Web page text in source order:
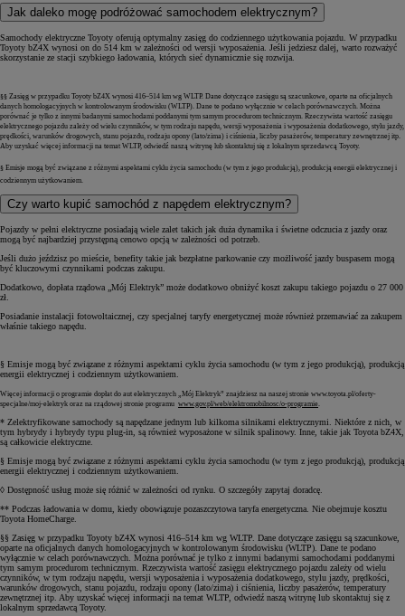
Jak daleko mogę podróżować samochodem elektrycznym?
Samochody elektryczne Toyoty oferują optymalny zasięg do codziennego użytkowania pojazdu. W przypadku
Toyoty bZ4X wynosi on do 514 km w zależności od wersji wyposażenia. Jeśli jedziesz dalej, warto rozważyć
skorzystanie ze stacji szybkiego ładowania, których sieć dynamicznie się rozwija.
§§ Zasięg w przypadku Toyoty bZ4X wynosi 416–514 km wg WLTP. Dane dotyczące zasięgu są szacunkowe, oparte na oficjalnych
danych homologacyjnych w kontrolowanym środowisku (WLTP). Dane te podano wyłącznie w celach porównawczych. Można
porównać je tylko z innymi badanymi samochodami poddanymi tym samym procedurom technicznym. Rzeczywista wartość zasięgu
elektrycznego pojazdu zależy od wielu czynników, w tym rodzaju napędu, wersji wyposażenia i wyposażenia dodatkowego, stylu jazdy,
prędkości, warunków drogowych, stanu pojazdu, rodzaju opony (lato/zima) i ciśnienia, liczby pasażerów, temperatury zewnętrznej itp.
Aby uzyskać więcej informacji na temat WLTP, odwiedź naszą witrynę lub skontaktuj się z lokalnym sprzedawcą Toyoty.
§ Emisje mogą być związane z różnymi aspektami cyklu życia samochodu (w tym z jego produkcją), produkcją energii elektrycznej i
codziennym użytkowaniem.
Czy warto kupić samochód z napędem elektrycznym?
Pojazdy w pełni elektryczne posiadają wiele zalet takich jak duża dynamika i świetne odczucia z jazdy oraz
mogą być najbardziej przystępną cenowo opcją w zależności od potrzeb.
Jeśli dużo jeździsz po mieście, benefity takie jak bezpłatne parkowanie czy możliwość jazdy buspasem mogą
być kluczowymi czynnikami podczas zakupu.
Dodatkowo, dopłata rządowa „Mój Elektryk” może dodatkowo obniżyć koszt zakupu takiego pojazdu o 27 000
zł.
Posiadanie instalacji fotowoltaicznej, czy specjalnej taryfy energetycznej może również przemawiać za zakupem
właśnie takiego napędu.
§ Emisje mogą być związane z różnymi aspektami cyklu życia samochodu (w tym z jego produkcją), produkcją
energii elektrycznej i codziennym użytkowaniem.
Więcej informacji o programie dopłat do aut elektrycznych „Mój Elektryk” znajdziesz na naszej stronie www.toyota.pl/oferty-
specjalne/moj-elektryk oraz na rządowej stronie programu www.gov.pl/web/elektromobilnosc/o-programie.
* Zelektryfikowane samochody są napędzane jednym lub kilkoma silnikami elektrycznymi. Niektóre z nich, w
tym hybrydy i hybrydy typu plug-in, są również wyposażone w silnik spalinowy. Inne, takie jak Toyota bZ4X,
są całkowicie elektryczne.
§ Emisje mogą być związane z różnymi aspektami cyklu życia samochodu (w tym z jego produkcją), produkcją
energii elektrycznej i codziennym użytkowaniem.
◊ Dostępność usług może się różnić w zależności od rynku. O szczegóły zapytaj doradcę.
** Podczas ładowania w domu, kiedy obowiązuje pozaszczytowa taryfa energetyczna. Nie obejmuje kosztu
Toyota HomeCharge.
§§ Zasięg w przypadku Toyoty bZ4X wynosi 416–514 km wg WLTP. Dane dotyczące zasięgu są szacunkowe,
oparte na oficjalnych danych homologacyjnych w kontrolowanym środowisku (WLTP). Dane te podano
wyłącznie w celach porównawczych. Można porównać je tylko z innymi badanymi samochodami poddanymi
tym samym procedurom technicznym. Rzeczywista wartość zasięgu elektrycznego pojazdu zależy od wielu
czynników, w tym rodzaju napędu, wersji wyposażenia i wyposażenia dodatkowego, stylu jazdy, prędkości,
warunków drogowych, stanu pojazdu, rodzaju opony (lato/zima) i ciśnienia, liczby pasażerów, temperatury
zewnętrznej itp. Aby uzyskać więcej informacji na temat WLTP, odwiedź naszą witrynę lub skontaktuj się z
lokalnym sprzedawcą Toyoty.